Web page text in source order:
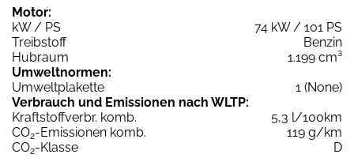
Motor:
kW / PS
74 kW / 101 PS
Treibstoff
Benzin
Hubraum
1.199 cm³
Umweltnormen:
Umweltplakette
1 (None)
Verbrauch und Emissionen nach WLTP:
Kraftstoffverbr. komb.
5,3 l/100km
CO2-Emissionen komb.
119 g/km
CO2-Klasse
D